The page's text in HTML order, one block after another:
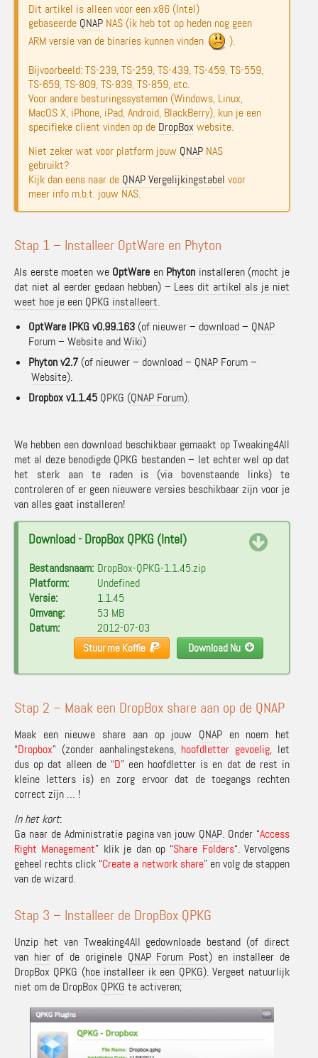
Dit artikel is alleen voor een x86 (Intel)
gebaseerde QNAP NAS (ik heb tot op heden nog geen
ARM versie van de binaries kunnen vinden
).
Bijvoorbeeld: TS-239, TS-259, TS-439, TS-459, TS-559,
TS-659, TS-809, TS-839, TS-859, etc.
Voor andere besturingssystemen (Windows, Linux,
MacOS X, iPhone, iPad, Android, BlackBerry), kun je een
specifieke client vinden op de DropBox website.
Niet zeker wat voor platform jouw QNAP NAS
gebruikt?
Kijk dan eens naar de QNAP Vergelijkingstabel voor
meer info m.b.t. jouw NAS.
Stap 1 – Installeer OptWare en Phyton
Als eerste moeten we OptWare en Phyton installeren (mocht je
dat niet al eerder gedaan hebben) – Lees dit artikel als je niet
weet hoe je een QPKG installeert.
OptWare IPKG v0.99.163 (of nieuwer – download– QNAP
Forum– Website andWiki)
Phyton v2.7 (of nieuwer – download– QNAP Forum–
Website).
Dropbox v1.1.45 QPKG (QNAP Forum).
We hebben een download beschikbaar gemaakt op Tweaking4All
met al deze benodigde QPKG bestanden – let echter wel op dat
het sterk aan te raden is (via bovenstaande links) te
controleren of er geen nieuwere versies beschikbaar zijn voor je
van alles gaat installeren!
Download - DropBox QPKG (Intel)
Bestandsnaam: DropBox-QPKG-1.1.45.zip
Platform:
Undefined
Versie:
1.1.45
Omvang:
53 MB
Datum:
2012-07-03
Download Nu
Stuur me Koffie
Stap 2 – Maak een DropBox share aan op de QNAP
Maak een nieuwe share aan op jouw QNAPen noem het
“Dropbox” (zonder aanhalingstekens, hoofdletter gevoelig, let
dus op dat alleen de “D” een hoofdletter is en dat de rest in
kleine letters is) en zorg ervoor dat de toegangs rechten
correct zijn … !
In het kort:
Ga naar de Administratie pagina van jouw QNAP. Onder “Access
Right Management” klik je dan op “Share Folders“. Vervolgens
geheel rechts click “Create a network share” en volg de stappen
van de wizard.
Stap 3 – Installeer de DropBox QPKG
Unzip het van Tweaking4All gedownloade bestand (of direct
van hierof de originele QNAP Forum Post) en installeer de
DropBox QPKG (hoe installeer ik een QPKG). Vergeet natuurlijk
niet om de DropBox QPKG te activeren;